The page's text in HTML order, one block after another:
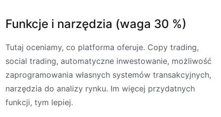
Funkcje i narzędzia (waga 30 %)
Tutaj oceniamy, co platforma oferuje. Copy trading,
social trading, automatyczne inwestowanie, możliwość
zaprogramowania własnych systemów transakcyjnych,
narzędzia do analizy rynku. Im więcej przydatnych
funkcji, tym lepiej.